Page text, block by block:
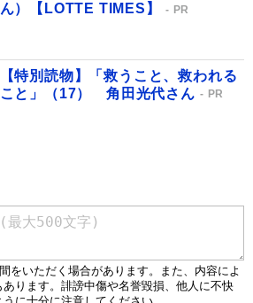
ん）【LOTTE TIMES】
PR
【特別読物】「救うこと、救われる
こと」（17） 角田光代さん
PR